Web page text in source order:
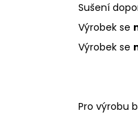
Sušení
Výrobek se
Výrobek se
Pro výrobu